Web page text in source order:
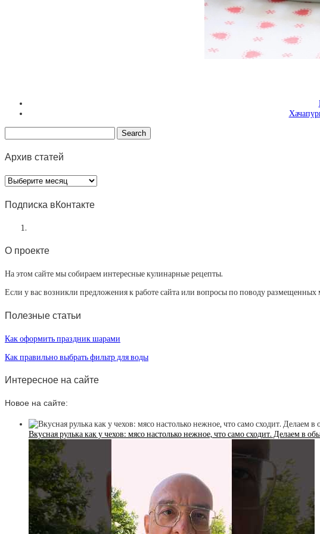
Архив статей
Архив
статей
Подписка вКонтакте
О проекте
На этом сайте мы собираем интересные кулинарные рецепты.
Если у вас возникли предложения к работе сайта или вопросы по поводу размещенных
Полезные статьи
Как оформить праздник шарами
Как правильно выбрать фильтр для воды
Интересное на сайте
Новое на сайте:
Вкусная рулька как у чехов: мясо настолько нежное, что само сходит. Делаем в